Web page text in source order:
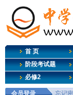
首 页
阶段考试题
必修2